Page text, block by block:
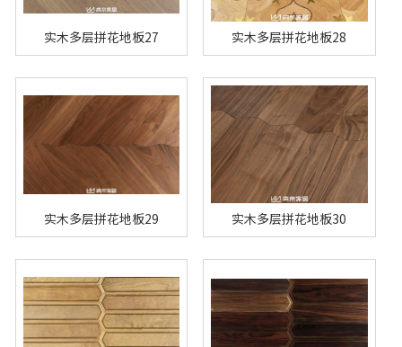
实木多层拼花地板27 实木多层拼花地板28
实木多层拼花地板29 实木多层拼花地板30